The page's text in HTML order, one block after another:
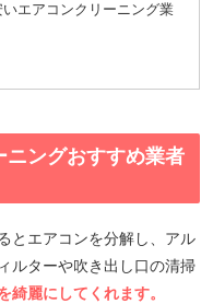
エアコンクリーニング業
ニングおすすめ業者
とエアコンを分解し、アル
ルターや吹き出し口の清掃
綺麗にしてくれます。